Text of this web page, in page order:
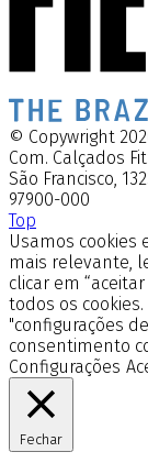
© Copywright
Com. Calçados
São Francisco,
97900-000
Top
Usamos cookies
mais relevante,
clicar em
todos os
"configurações
consentimento
Configurações
Fechar